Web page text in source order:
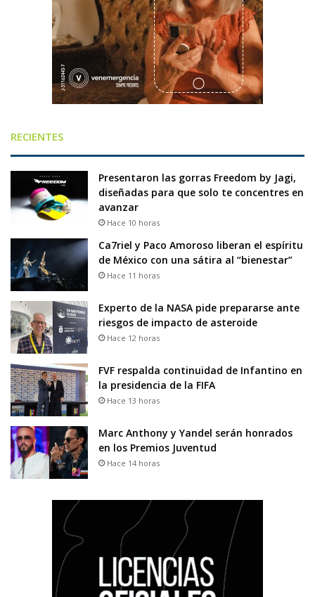
RECIENTES
Presentaron las gorras Freedom by Jagi,
diseñadas para que solo te concentres en
avanzar
Hace 10 horas
Ca7riel y Paco Amoroso liberan el espíritu
de México con una sátira al “bienestar”
Hace 11 horas
Experto de la NASA pide prepararse ante
riesgos de impacto de asteroide
Hace 12 horas
FVF respalda continuidad de Infantino en
la presidencia de la FIFA
Hace 13 horas
Marc Anthony y Yandel serán honrados
en los Premios Juventud
Hace 14 horas